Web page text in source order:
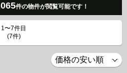
件の物件が閲覧可能です！
1〜7件目
(7件)